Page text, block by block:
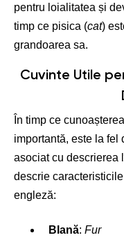
pentru loialitatea și
timp ce pisica (cat)
grandoarea sa.
Cuvinte Utile
În timp ce
importantă, este la fel
asociat cu descrierea
descrie
engleză:
Blană: Fur